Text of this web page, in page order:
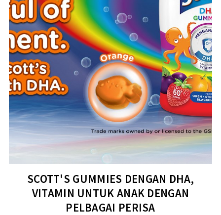
SCOTT'S GUMMIES DENGAN DHA,
VITAMIN UNTUK ANAK DENGAN
PELBAGAI PERISA